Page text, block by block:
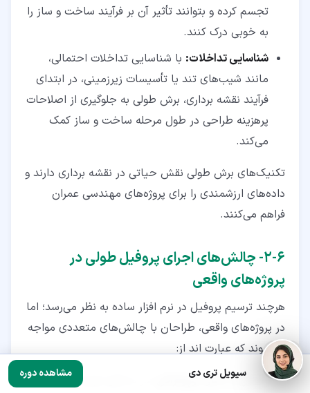
تجسم کرده و بتوانند تأثیر آن بر فرآیند ساخت و ساز را
به خوبی درک کنند.
شناسایی تداخلات: با شناسایی تداخلات احتمالی،
مانند شیب‌های تند یا تأسیسات زیرزمینی، در ابتدای
فرآیند نقشه ‌برداری، برش طولی به جلوگیری از اصلاحات
پرهزینه طراحی در طول مرحله ساخت و ساز کمک
می‌کند.
تکنیک‌های برش طولی نقش حیاتی در نقشه ‌برداری دارند و
داده‌های ارزشمندی را برای پروژه‌های مهندسی عمران
فراهم می‌کنند.
۶‏-‏۲‏- چالش‌های اجرای پروفیل طولی در
پروژه‌های واقعی
هرچند ترسیم پروفیل در نرم‌ افزار ساده به نظر می‌رسد؛ اما
در پروژه‌های واقعی، طراحان با چالش‌های متعددی مواجه
می‌شوند که عبارت اند از:
محدودیت‌های توپوگرافی:
در مناطق کوهستانی یا
سیویل تری دی مشاهده دوره